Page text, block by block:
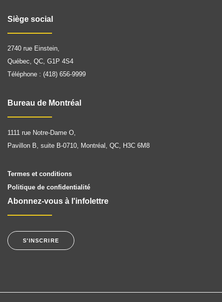
Siège social
2740 rue Einstein,
Québec, QC, G1P 4S4
Téléphone : (418) 656-9999
Bureau de Montréal
1111 rue Notre-Dame O,
Pavillon B, suite B-0710, Montréal, QC, H3C 6M8
Termes et conditions
Politique de confidentialité
Abonnez-vous à l'infolettre
S'INSCRIRE